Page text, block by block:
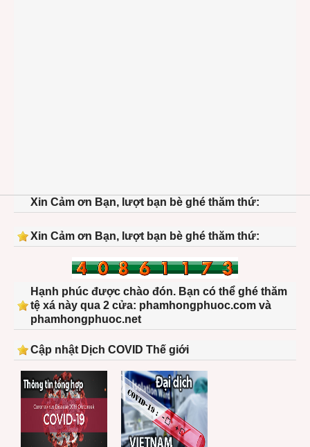
Xin Cảm ơn Bạn, lượt bạn bè ghé thăm thứ:
Xin Cảm ơn Bạn, lượt bạn bè ghé thăm thứ:
Hạnh phúc được chào đón. Bạn có thể ghé thăm
tệ xá này qua 2 cửa: phamhongphuoc.com và
phamhongphuoc.net
Cập nhật Dịch COVID Thế giới